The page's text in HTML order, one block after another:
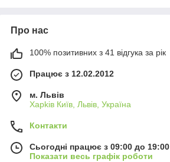
Про нас
100% позитивних з 41 відгука за рік
Працює з 12.02.2012
м. Львів
Харkiв Київ, Львів, Україна
Контакти
Сьогодні працює з 09:00 до 19:00
Показати весь графік роботи